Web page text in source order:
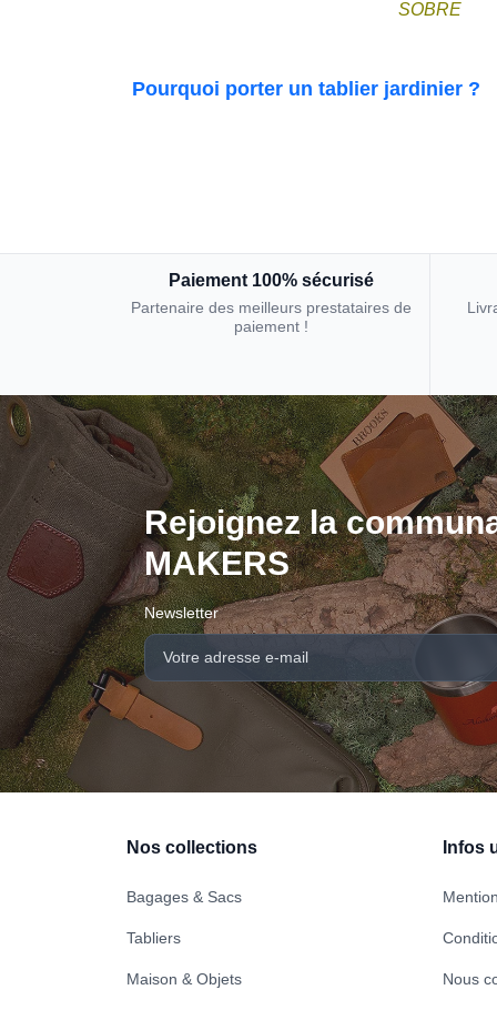
SOBRE
Pourquoi porter un tablier jardinier ?
Paiement 100% sécurisé
Partenaire des meilleurs prestataires de
paiement !
Rejoignez la
MAKERS
Newsletter
Nos collections
Bagages & Sacs
Tabliers
Maison & Objets
Infos
Nous